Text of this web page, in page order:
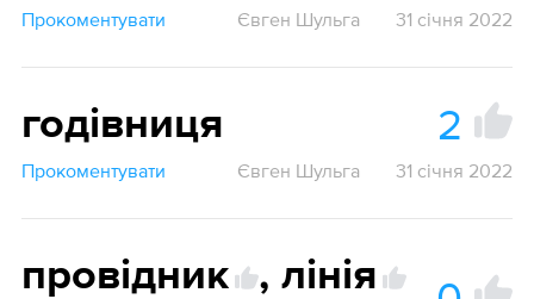
Прокоментувати Євген Шульга 31 січня 2022
годівниця 2
Прокоментувати Євген Шульга 31 січня 2022
провідник , лінія